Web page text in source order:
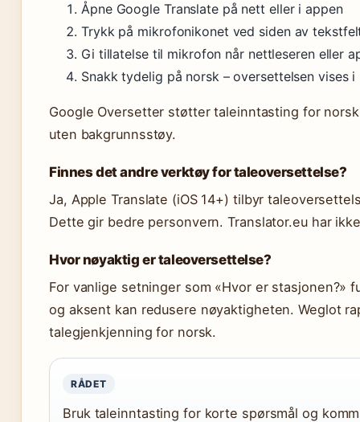
Åpne Google Translate på nett eller i appen
Trykk på mikrofonikonet ved siden av
Gi tillatelse til mikrofon når nettleseren eller
Snakk tydelig på norsk – oversettelsen vises i
Google Oversetter støtter taleinntasting for
uten bakgrunnsstøy.
Finnes det andre verktøy for taleoversettelse?
Ja, Apple Translate (iOS 14+) tilbyr
Dette gir bedre personvern. Translator.eu har
Hvor nøyaktig er taleoversettelse?
For vanlige setninger som «Hvor er stasjonen?»
og aksent kan redusere nøyaktigheten. Weglot
talegjenkjenning for norsk.
RÅDET
Bruk taleinntasting for korte spørsmål og